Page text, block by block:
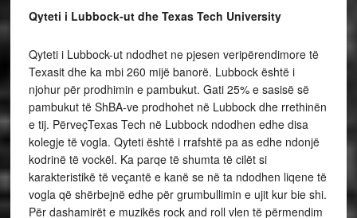
Qyteti i Lubbock-ut dhe Texas Tech University
Qyteti i Lubbock-ut ndodhet ne pjesen veripërendimore të
Texasit dhe ka mbi 260 mijë banorë. Lubbock është i
njohur për prodhimin e pambukut. Gati 25% e sasisë së
pambukut të ShBA-ve prodhohet në Lubbock dhe rrethinën
e tij. PërveçTexas Tech në Lubbock ndodhen edhe disa
kolegje të vogla. Qyteti është i rrafshtë pa as edhe ndonjë
kodrinë të vockël. Ka parqe të shumta të cilët si
karakteristikë të veçantë e kanë se në ta ndodhen liqene të
vogla që shërbejnë edhe për grumbullimin e ujit kur bie shi.
Për dashamirët e muzikës rock and roll vlen të përmendim